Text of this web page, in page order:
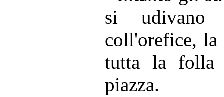
si udivano
coll'orefice,
tutta la folla
piazza.